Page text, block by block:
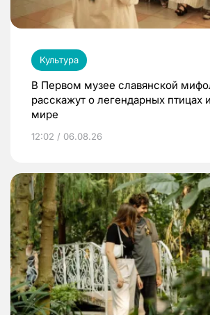
Культура
В Первом музее славянской
расскажут о легендарных птицах
мире
12:02 / 06.08.26